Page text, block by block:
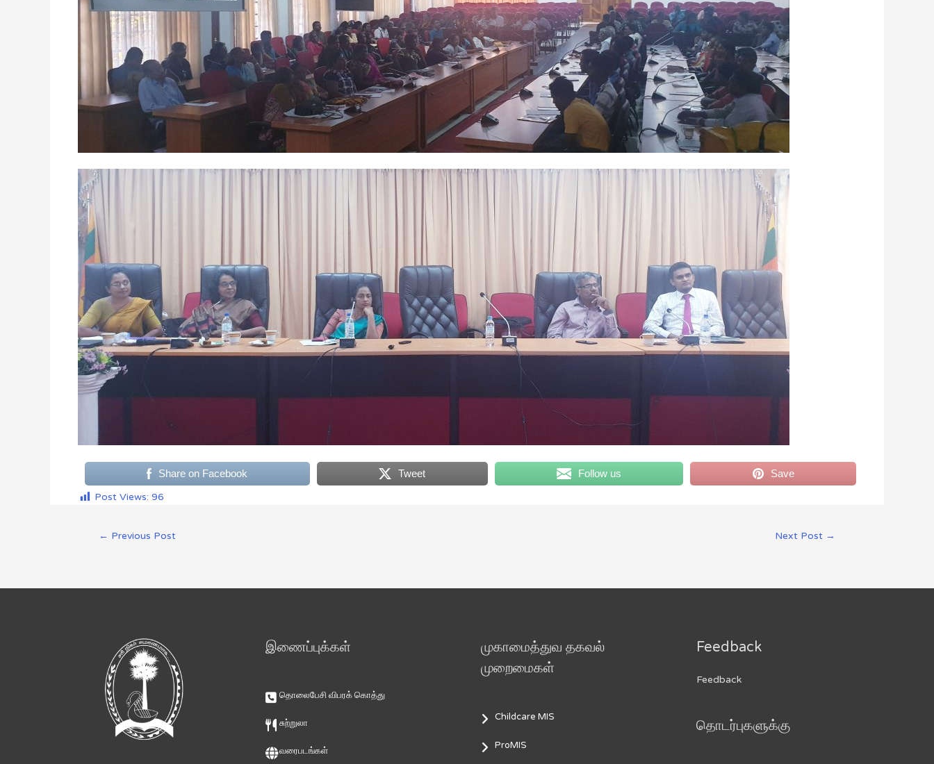
Share on Facebook Tweet Follow us
Save
Post Views: 96
← Previous Post Next Post →
இணைப்புக்கள்
தொலைபேசி விபரக் கொத்து
சுற்றுலா
வரைபடங்கள்
முகாமைத்துவ தகவல்
முறைமைகள்
Childcare MIS
ProMIS
Feedback
Feedback
தொடர்புகளுக்கு